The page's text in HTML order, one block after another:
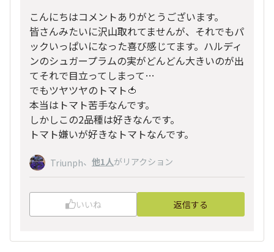
こんにちはコメントありがとうございます。
皆さんみたいに沢山取れてませんが、それでもパ
ックいっぱいになった喜び感じてます。ハルディ
ンのシュガープラムの実がどんどん大きいのが出
てそれで目立ってしまって…
でもツヤツヤのトマト🍅
本当はトマト苦手なんです。
しかしこの2品種は好きなんです。
トマト嫌いが好きなトマトなんです。
Triunph、 他1人がリアクション
いいね 返信する